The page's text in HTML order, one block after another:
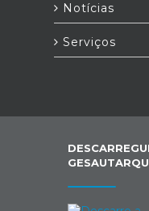
Notícias
Serviços